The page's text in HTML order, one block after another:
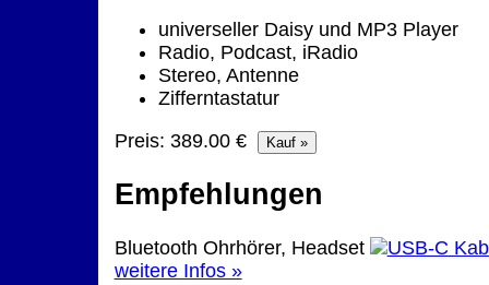
universeller Daisy und MP3 Player
Radio, Podcast, iRadio
Stereo, Antenne
Zifferntastatur
Preis: 389.00 €
Empfehlungen
Bluetooth Ohrhörer, Headset
weitere Infos »